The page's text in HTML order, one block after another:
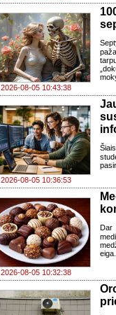
2026-08-05 10:43:38
2026-08-05 10:36:53
2026-08-05 10:32:38
Dar